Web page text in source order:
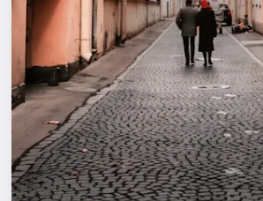
Артисты
Рейтинги